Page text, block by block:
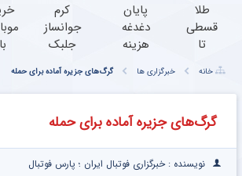
طلا
قسطی
تا
100
میلیون
تومان
پایان
دغدغه
هزینه
دندان
پزشکی
با پک
سفید
کننده
خانگی
کرم
جوانساز
جلبک
اسپیرولینا
با تخفیف
ویژه
با
پی |
خانه خبرگزاری ها گرگ‌های جزیره آماده برای حمله
گرگ‌های جزیره آماده برای حمله
نویسنده : خبرگزاری فوتبال ایران ؛ پارس فوتبال